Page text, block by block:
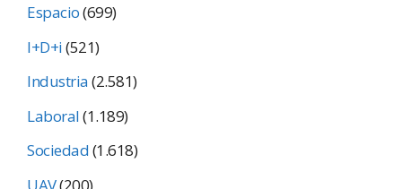
Espacio(699)
I+D+i(521)
Industria(2.581)
Laboral(1.189)
Sociedad(1.618)
UAV(200)